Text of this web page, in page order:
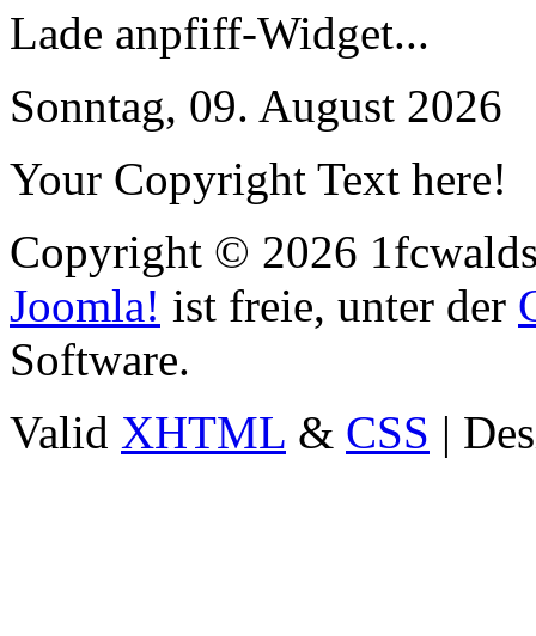
Lade anpfiff-Widget...
Sonntag, 09. August 2026
Your Copyright Text here!
Copyright © 2026
Joomla! ist freie, unter der
Software.
Valid XHTML & CSS |